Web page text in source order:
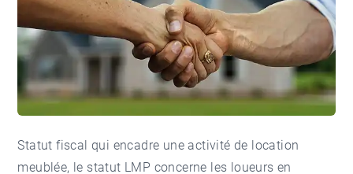
Statut fiscal qui encadre une activité de location
meublée, le statut LMP concerne les loueurs en